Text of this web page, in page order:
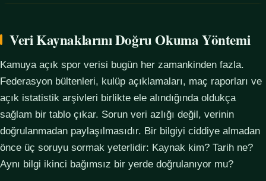
Veri Kaynaklarını Doğru Okuma Yöntemi
Kamuya açık spor verisi bugün her zamankinden fazla.
Federasyon bültenleri, kulüp açıklamaları, maç raporları ve
açık istatistik arşivleri birlikte ele alındığında oldukça
sağlam bir tablo çıkar. Sorun veri azlığı değil, verinin
doğrulanmadan paylaşılmasıdır. Bir bilgiyi ciddiye almadan
önce üç soruyu sormak yeterlidir: Kaynak kim? Tarih ne?
Aynı bilgi ikinci bağımsız bir yerde doğrulanıyor mu?